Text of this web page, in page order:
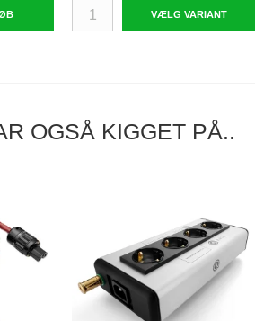
VÆLG VARIANT
OGSÅ KIGGET PÅ..